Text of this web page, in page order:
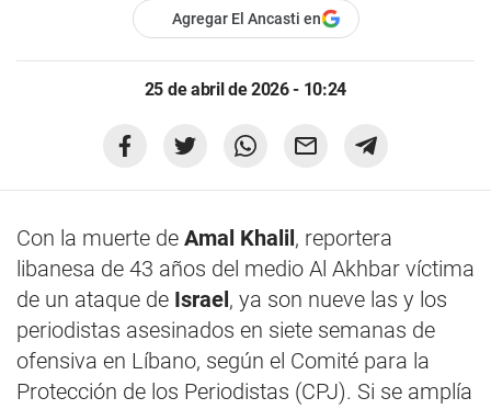
Agregar El Ancasti en
25 de abril de 2026 - 10:24
Con la muerte de Amal Khalil , reportera
libanesa de 43 años del medio Al Akhbar víctima
de un ataque de Israel , ya son nueve las y los
periodistas asesinados en siete semanas de
ofensiva en Líbano, según el Comité para la
Protección de los Periodistas (CPJ). Si se amplía